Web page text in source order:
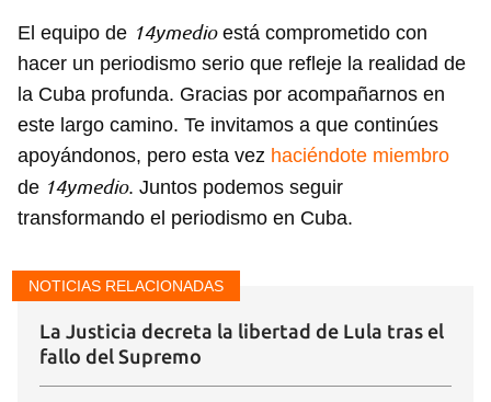
El equipo de 14ymedioestá comprometido con
hacer un periodismo serio que refleje la realidad de
la Cuba profunda. Gracias por acompañarnos en
este largo camino. Te invitamos a que continúes
apoyándonos, pero esta vez haciéndote miembro
de 14ymedio. Juntos podemos seguir
transformando el periodismo en Cuba.
NOTICIAS RELACIONADAS
La Justicia decreta la libertad de Lula tras el
fallo del Supremo